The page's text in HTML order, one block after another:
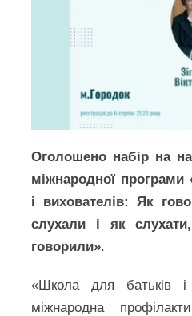
Оголошено набір на
міжнародної
і вихователів: Як
слухали і як
говорили».
«Школа для батьків
міжнародна